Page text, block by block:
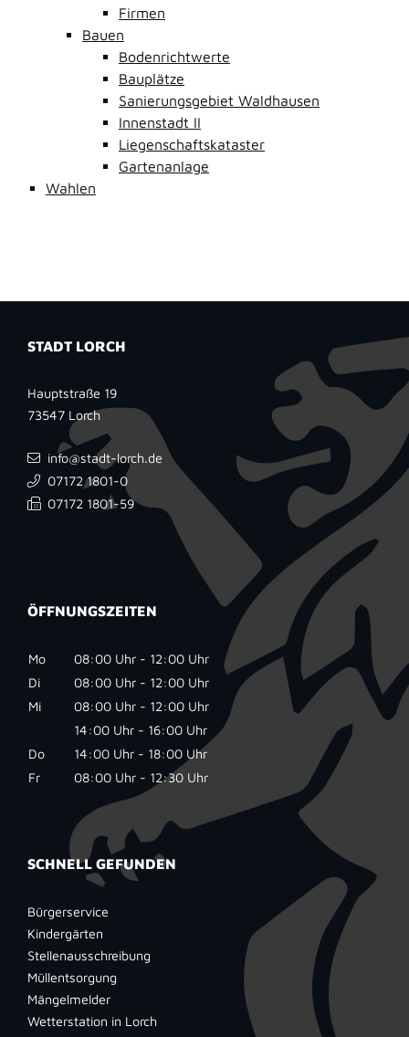
Firmen
Bauen
Bodenrichtwerte
Bauplätze
Sanierungsgebiet Waldhausen
Innenstadt II
Liegenschaftskataster
Gartenanlage
Wahlen
STADT LORCH
Hauptstraße 19
73547 Lorch
info@stadt-lorch.de
07172 1801-0
07172 1801-59
ÖFFNUNGSZEITEN
Mo
08:00 Uhr - 12:00 Uhr
Di
08:00 Uhr - 12:00 Uhr
Mi
08:00 Uhr - 12:00 Uhr
14:00 Uhr - 16:00 Uhr
Do
14:00 Uhr - 18:00 Uhr
Fr
08:00 Uhr - 12:30 Uhr
SCHNELL GEFUNDEN
Bürgerservice
Kindergärten
Stellenausschreibung
Müllentsorgung
Mängelmelder
Wetterstation in Lorch